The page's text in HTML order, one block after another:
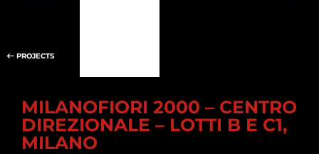
PROJECTS
MILANOFIORI 2000 – CENTRO
DIREZIONALE – LOTTI B E C1,
MILANO